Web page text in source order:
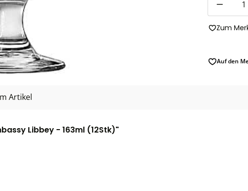
Zum
Auf den
Artikel
Libbey - 163ml (12Stk)"